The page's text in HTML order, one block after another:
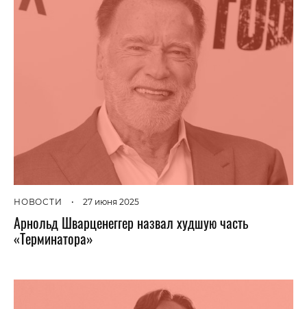
НОВОСТИ • 27 июня 2025
Арнольд Шварценеггер назвал худшую часть
«Терминатора»